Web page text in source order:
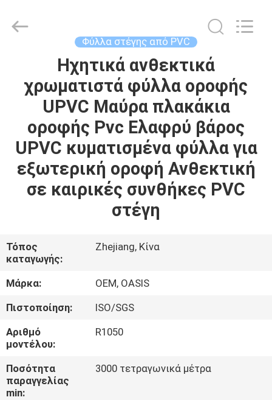
ΠΡΟΪΌΝΤΑ
ΠΕΡΊΠΟΥ
ΕΜΕΊΣ
ΓΎΡΟΣ
ΠΟΙΟΤΙΚΌΣ
ΈΛΕΓΧΟΣ
ΕΛΆΤΕ
ΣΕ
ΕΠΑΦΉ
Material
CO.,LTD.
Φύλλα στέγης από PVC
Ηχητικά ανθεκτικά
χρωματιστά φύλλα οροφής
UPVC Μαύρα πλακάκια
οροφής Pvc Ελαφρύ βάρος
UPVC κυματισμένα φύλλα για
εξωτερική οροφή Ανθεκτική
σε καιρικές συνθήκες PVC
στέγη
Τόπος
καταγωγής:
Zhejiang, Κίνα
Μάρκα:
OEM, OASIS
Πιστοποίηση:
ISO/SGS
Αριθμό
μοντέλου:
R1050
Ποσότητα
παραγγελίας
min:
3000 τετραγωνικά μέτρα